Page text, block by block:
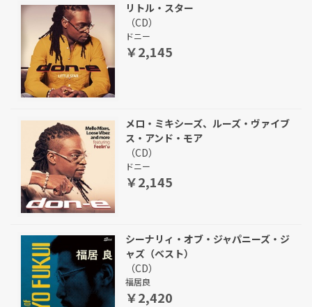
リトル・スター
（CD）
ドニー
￥2,145
メロ・ミキシーズ、ルーズ・ヴァイブ
ス・アンド・モア
（CD）
ドニー
￥2,145
シーナリィ・オブ・ジャパニーズ・ジ
ャズ（ベスト）
（CD）
福居良
￥2,420